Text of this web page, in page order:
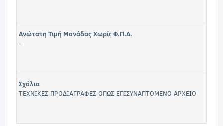
Ανώτατη Τιμή Μονάδας Χωρίς Φ.Π.Α.
-
Σχόλια
ΤΕΧΝΙΚΕΣ ΠΡΟΔΙΑΓΡΑΦΕΣ ΟΠΩΣ ΕΠΙΣΥΝΑΠΤΟΜΕΝΟ ΑΡΧΕΙΟ